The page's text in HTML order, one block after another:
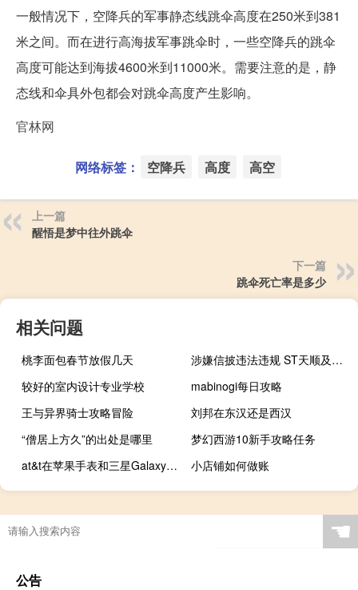
一般情况下，空降兵的军事静态线跳伞高度在250米到381
米之间。而在进行高海拔军事跳伞时，一些空降兵的跳伞
高度可能达到海拔4600米到11000米。需要注意的是，静
态线和伞具外包都会对跳伞高度产生影响。
官林网
网络标签： 空降兵 高度 高空
上一篇
醒悟是梦中往外跳伞
下一篇
跳伞死亡率是多少
相关问题
桃李面包春节放假几天
涉嫌信披违法违规 ST天顺及实控人被证监会立案 到底什么情况嘞
较好的室内设计专业学校
mabinogi每日攻略
王与异界骑士攻略冒险
刘邦在东汉还是西汉
“僧居上方久”的出处是哪里
梦幻西游10新手攻略任务
at&t在苹果手表和三星Galaxy Watch Active 2上提供BOGO折扣
小店铺如何做账
☚
公告